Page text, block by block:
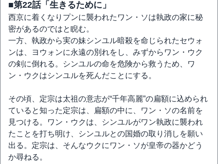
■第22話「生きるために」
西京に着くなりプンに襲われたワン・ソは執政の家に秘
密があるのではと睨む。
一方、執政から実の妹シンユル暗殺を命じられたセウォ
ンは、ヨウォンに永遠の別れをし、みずからワン・ウク
の剣に倒れる。シンユルの命を危険から救うため、ワ
ン・ウクはシンユルを死んだことにする。
その頃、定宗は太祖の意志が“千年高麗”の扁額に込められ
ていると知った定宗は、扁額の中に、ワン・ソの名前を
見つける。ワン・ウクは、シンユルがワン執政に襲われ
たことを打ち明け、シンユルとの国婚の取り消しを願い
出る。定宗は、そんなウクにワン・ソが皇帝の器かどう
か尋ねる。